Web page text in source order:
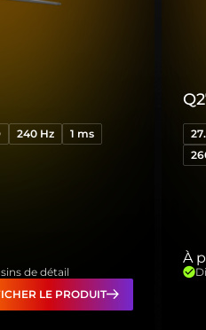
240 Hz 1 ms
de détail
LE PRODUIT
À